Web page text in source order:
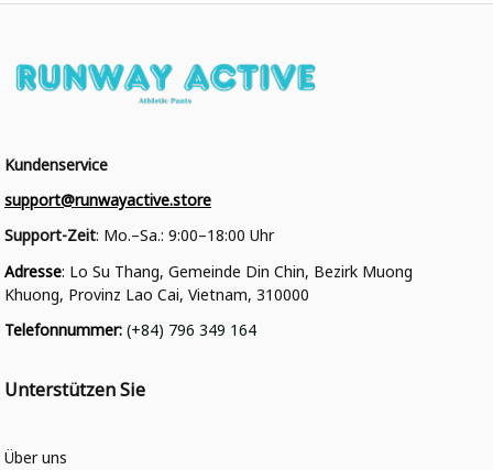
Kundenservice
support@runwayactive.store
Support-Zeit: Mo.–Sa.: 9:00–18:00 Uhr
Adresse: Lo Su Thang, Gemeinde Din Chin, Bezirk Muong
Khuong, Provinz Lao Cai, Vietnam, 310000
Telefonnummer: (+84) 796 349 164
Unterstützen Sie
Über uns